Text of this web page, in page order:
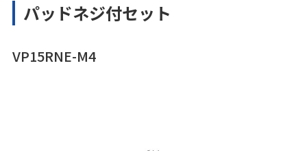
パッドネジ付セット
VP15RNE-M4